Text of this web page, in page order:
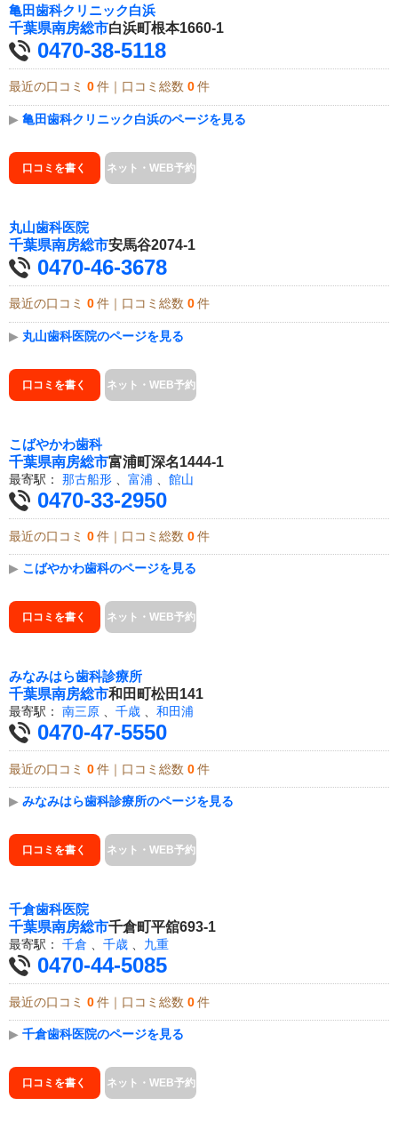
亀田歯科クリニック白浜
千葉県南房総市白浜町根本1660-1
0470-38-5118
最近の口コミ 0 件｜口コミ総数 0 件
▶ 亀田歯科クリニック白浜のページを見る
口コミを書く ネット・WEB予約
丸山歯科医院
千葉県南房総市安馬谷2074-1
0470-46-3678
最近の口コミ 0 件｜口コミ総数 0 件
▶ 丸山歯科医院のページを見る
口コミを書く ネット・WEB予約
こばやかわ歯科
千葉県南房総市富浦町深名1444-1
最寄駅： 那古船形 富浦 館山
0470-33-2950
最近の口コミ 0 件｜口コミ総数 0 件
▶ こばやかわ歯科のページを見る
口コミを書く ネット・WEB予約
みなみはら歯科診療所
千葉県南房総市和田町松田141
最寄駅： 南三原 、 千歳 、 和田浦
0470-47-5550
最近の口コミ 0 件｜口コミ総数 0 件
▶ みなみはら歯科診療所のページを見る
口コミを書く ネット・WEB予約
千倉歯科医院
千葉県南房総市千倉町平舘693-1
最寄駅： 千倉 千歳 九重
0470-44-5085
最近の口コミ 0 件｜口コミ総数 0 件
▶ 千倉歯科医院のページを見る
口コミを書く ネット・WEB予約